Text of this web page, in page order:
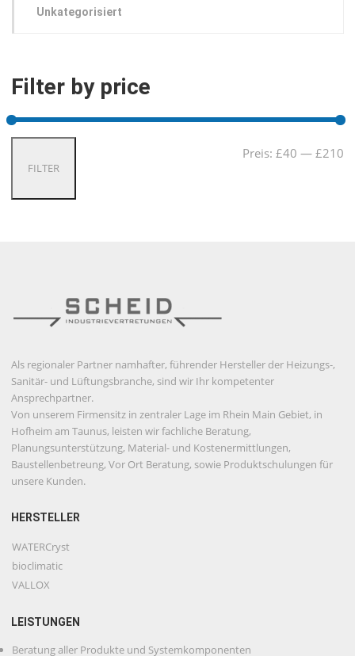
Unkategorisiert
Filter by price
FILTER
Preis: £40 — £210
Als regionaler Partner namhafter, führender Hersteller der Heizungs-,
Sanitär- und Lüftungsbranche, sind wir Ihr kompetenter
Ansprechpartner.
Von unserem Firmensitz in zentraler Lage im Rhein Main Gebiet, in
Hofheim am Taunus, leisten wir fachliche Beratung,
Planungsunterstützung, Material- und Kostenermittlungen,
Baustellenbetreung, Vor Ort Beratung, sowie Produktschulungen für
unsere Kunden.
HERSTELLER
WATERCryst
bioclimatic
VALLOX
LEISTUNGEN
Beratung aller Produkte und Systemkomponenten